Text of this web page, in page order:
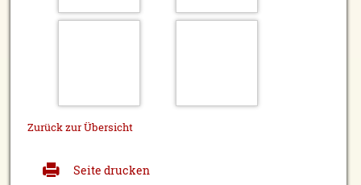
Zurück zur Übersicht
Seite drucken